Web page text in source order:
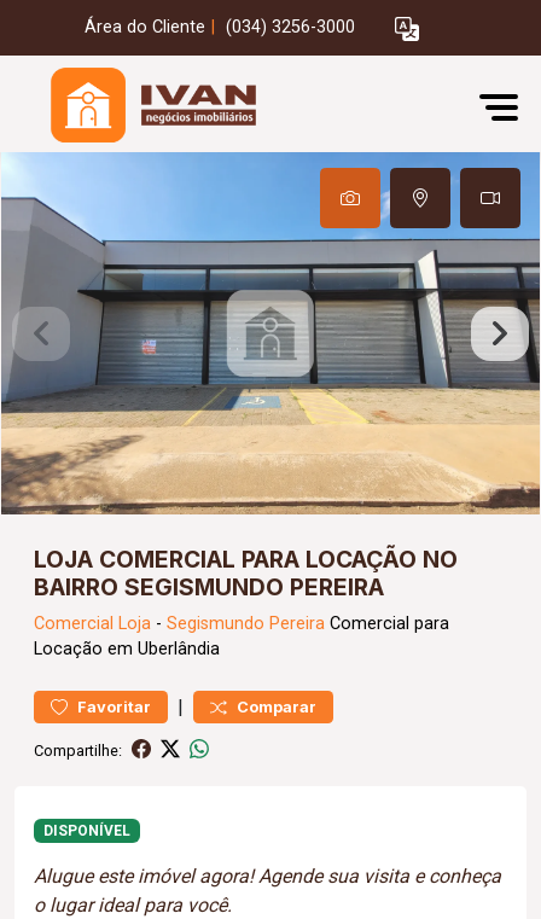
Área do Cliente (034) 3256-3000
LOJA COMERCIAL PARA LOCAÇÃO NO
BAIRRO SEGISMUNDO PEREIRA
Comercial Loja - Segismundo Pereira Comercial para
Locação em Uberlândia
Favoritar | Comparar
Compartilhe:
DISPONÍVEL
Alugue este imóvel agora! Agende sua visita e conheça
o lugar ideal para você.